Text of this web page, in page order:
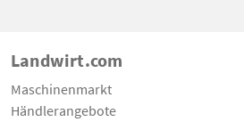
Landwirt.com
Maschinenmarkt
Händlerangebote